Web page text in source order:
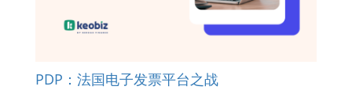
PDP：法国电子发票平台之战